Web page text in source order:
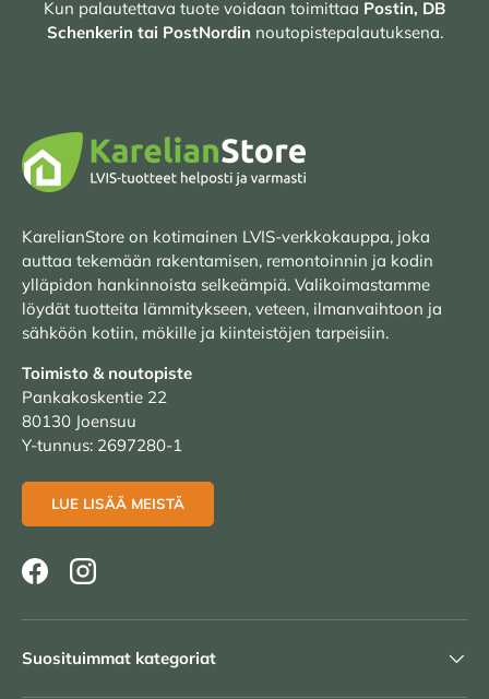
Kun palautettava tuote voidaan toimittaa Postin, DB
Schenkerin tai PostNordin noutopistepalautuksena.
KarelianStore on kotimainen LVIS-verkkokauppa, joka
auttaa tekemään rakentamisen, remontoinnin ja kodin
ylläpidon hankinnoista selkeämpiä. Valikoimastamme
löydät tuotteita lämmitykseen, veteen, ilmanvaihtoon ja
sähköön kotiin, mökille ja kiinteistöjen tarpeisiin.
Toimisto & noutopiste
Pankakoskentie 22
80130 Joensuu
Y-tunnus: 2697280-1
LUE LISÄÄ MEISTÄ
FacebookInstagram
Suosituimmat kategoriat